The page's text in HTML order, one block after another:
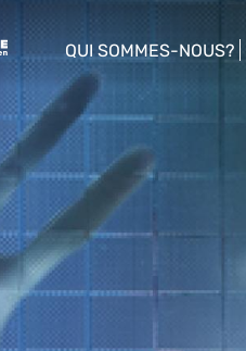
QUI SOMMES-NOUS?
show/hide sub menu